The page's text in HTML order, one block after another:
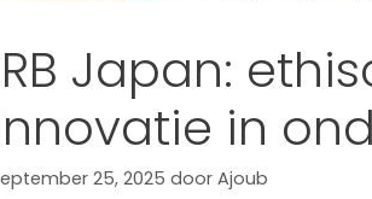
Japan:
in
25, 2025 door Ajoub